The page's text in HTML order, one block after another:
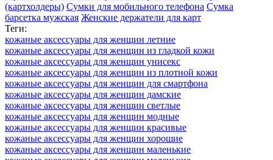
(картхолдеры) Сумки для мобильного телефона Сумка
барсетка мужская Женские держатели для карт
Теги:
кожаные аксессуары для женщин летние
кожаные аксессуары для женщин из гладкой кожи
кожаные аксессуары для женщин унисекс
кожаные аксессуары для женщин из плотной кожи
кожаные аксессуары для женщин для смартфона
кожаные аксессуары для женщин дамские
кожаные аксессуары для женщин светлые
кожаные аксессуары для женщин модные
кожаные аксессуары для женщин красивые
кожаные аксессуары для женщин хорошие
кожаные аксессуары для женщин маленькие